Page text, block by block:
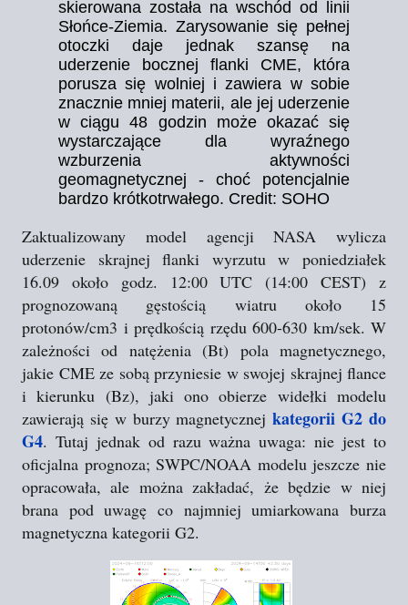
skierowana została na wschód od linii
Słońce-Ziemia. Zarysowanie się pełnej
otoczki daje jednak szansę na
uderzenie bocznej flanki CME, która
porusza się wolniej i zawiera w sobie
znacznie mniej materii, ale jej uderzenie
w ciągu 48 godzin może okazać się
wystarczające dla wyraźnego
wzburzenia aktywności
geomagnetycznej - choć potencjalnie
bardzo krótkotrwałego. Credit: SOHO
Zaktualizowany model agencji NASA wylicza
uderzenie skrajnej flanki wyrzutu w poniedziałek
16.09 około godz. 12:00 UTC (14:00 CEST) z
prognozowaną gęstością wiatru około 15
protonów/cm3 i prędkością rzędu 600-630 km/sek. W
zależności od natężenia (Bt) pola magnetycznego,
jakie CME ze sobą przyniesie w swojej skrajnej flance
i kierunku (Bz), jaki ono obierze widełki modelu
zawierają się w burzy magnetycznejkategorii G2 do
G4. Tutaj jednak od razu ważna uwaga: nie jest to
oficjalna prognoza; SWPC/NOAA modelu jeszcze nie
opracowała, ale można zakładać, że będzie w niej
brana pod uwagę co najmniej umiarkowana burza
magnetyczna kategorii G2.